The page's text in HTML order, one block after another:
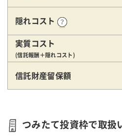
隠れコスト
実質コスト
(信託報酬＋隠れコスト)
信託財産留保額
つみたて投資枠で取扱